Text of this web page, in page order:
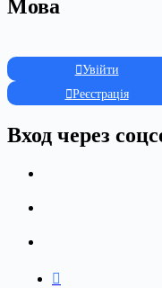
Мова
Увійти
Реєстрація
Вход через